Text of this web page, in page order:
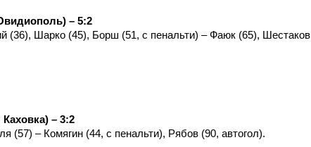
– 5:2
(36), Шарко (45), Борш (51, с пенальти) – Фаюк (65), Шестаков
– 3:2
(57) – Комягин (44, с пенальти), Рябов (90, автогол).